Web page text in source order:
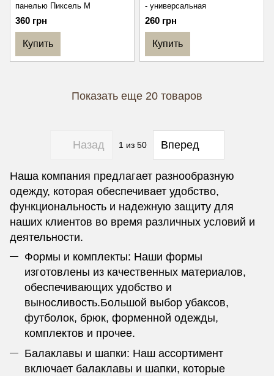
панелью Пиксель M
360 грн
Купить
- универсальная
260 грн
Купить
Показать еще 20 товаров
Назад 1 из 50 Вперед
Наша компания предлагает разнообразную
одежду, которая обеспечивает удобство,
функциональность и надежную защиту для
наших клиентов во время различных условий и
деятельности.
Формы и комплекты: Наши формы
изготовлены из качественных материалов,
обеспечивающих удобство и
выносливость.Большой выбор убаксов,
футболок, брюк, форменной одежды,
комплектов и прочее.
Балаклавы и шапки: Наш ассортимент
включает балаклавы и шапки, которые